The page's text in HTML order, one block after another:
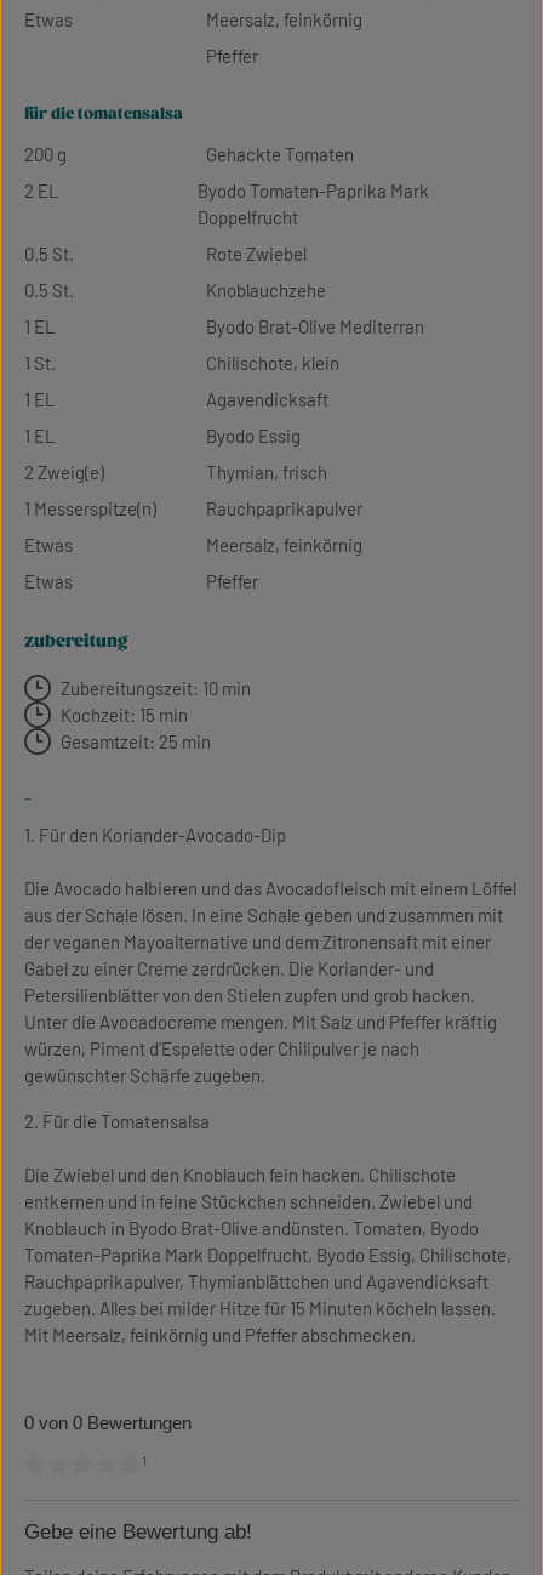
Etwas
Meersalz, feinkörnig
Pfeffer
für die tomatensalsa
200 g
Gehackte Tomaten
2 EL
Byodo Tomaten-Paprika Mark
Doppelfrucht
0.5 St.
Rote Zwiebel
0.5 St.
Knoblauchzehe
1 EL
Byodo Brat-Olive Mediterran
1 St.
Chilischote, klein
1 EL
Agavendicksaft
1 EL
Byodo Essig
2 Zweig(e)
Thymian, frisch
1 Messerspitze(n)
Rauchpaprikapulver
Etwas
Meersalz, feinkörnig
Etwas
Pfeffer
zubereitung
Zubereitungszeit: 10 min
Kochzeit: 15 min
Gesamtzeit: 25 min
-
1. Für den Koriander-Avocado-Dip
Die Avocado halbieren und das Avocadofleisch mit einem Löffel
aus der Schale lösen. In eine Schale geben und zusammen mit
der veganen Mayoalternative und dem Zitronensaft mit einer
Gabel zu einer Creme zerdrücken. Die Koriander- und
Petersilienblätter von den Stielen zupfen und grob hacken.
Unter die Avocadocreme mengen. Mit Salz und Pfeffer kräftig
würzen, Piment d’Espelette oder Chilipulver je nach
gewünschter Schärfe zugeben.
2. Für die Tomatensalsa
Die Zwiebel und den Knoblauch fein hacken. Chilischote
entkernen und in feine Stückchen schneiden. Zwiebel und
Knoblauch in Byodo Brat-Olive andünsten. Tomaten, Byodo
Tomaten-Paprika Mark Doppelfrucht, Byodo Essig, Chilischote,
Rauchpaprikapulver, Thymianblättchen und Agavendicksaft
zugeben. Alles bei milder Hitze für 15 Minuten köcheln lassen.
Mit Meersalz, feinkörnig und Pfeffer abschmecken.
0 von 0 Bewertungen
¹
Gebe eine Bewertung ab!